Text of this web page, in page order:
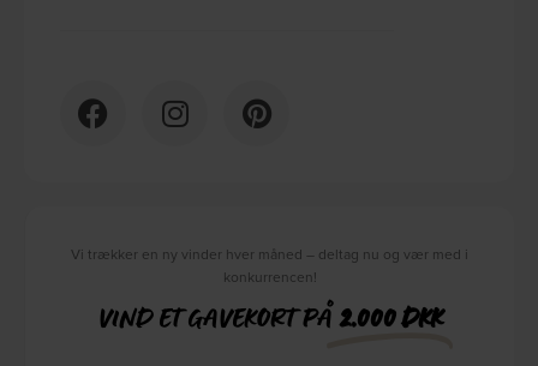
Vi trækker en ny vinder hver måned – deltag nu og vær med i
konkurrencen!
VIND ET GAVEKORT PÅ2.000 DKK